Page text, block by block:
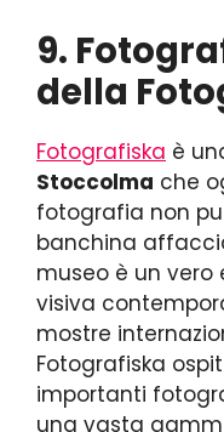
9.
della
Fotografiska è
Stoccolma che
fotografia non
banchina
museo è un vero
visiva
mostre
Fotografiska
importanti
una vasta